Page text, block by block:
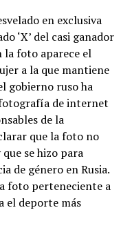
en exclusiva
‘X’ del casi ganador
la foto aparece el
a la que mantiene
gobierno ruso ha
de internet
de la
que la foto no
se hizo para
de género en Rusia.
foto perteneciente a
el deporte más